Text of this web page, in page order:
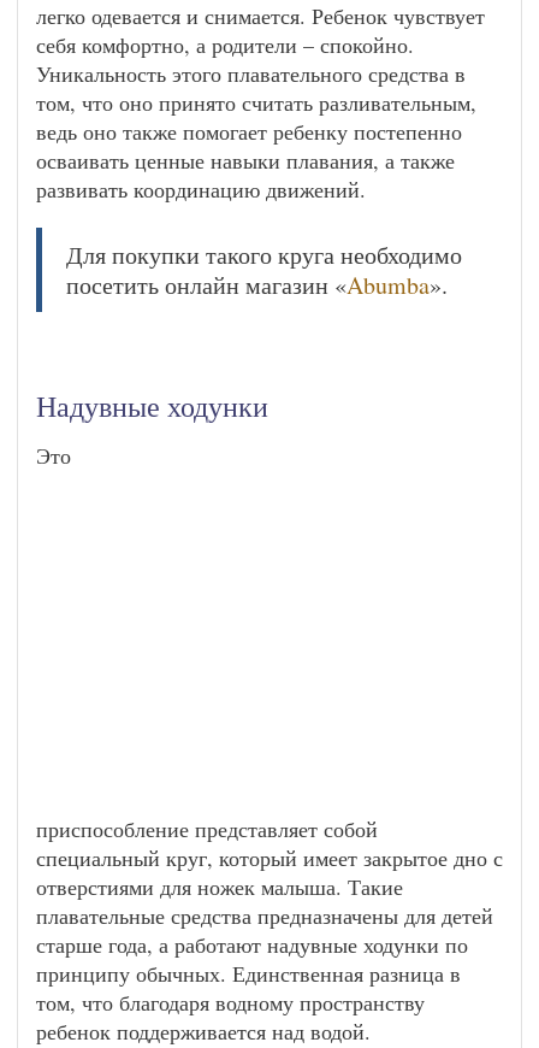
легко одевается и снимается. Ребенок чувствует
себя комфортно, а родители – спокойно.
Уникальность этого плавательного средства в
том, что оно принято считать разливательным,
ведь оно также помогает ребенку постепенно
осваивать ценные навыки плавания, а также
развивать координацию движений.
Для покупки такого круга необходимо
посетить онлайн магазин «Abumba».
Надувные ходунки
Это
приспособление представляет собой
специальный круг, который имеет закрытое дно с
отверстиями для ножек малыша. Такие
плавательные средства предназначены для детей
старше года, а работают надувные ходунки по
принципу обычных. Единственная разница в
том, что благодаря водному пространству
ребенок поддерживается над водой.